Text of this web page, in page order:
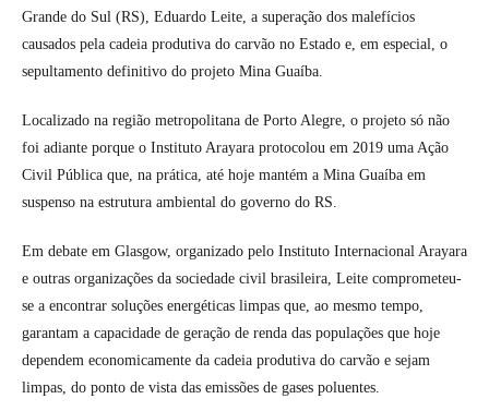
Grande do Sul (RS), Eduardo Leite, a superação dos malefícios
causados pela cadeia produtiva do carvão no Estado e, em especial, o
sepultamento definitivo do projeto Mina Guaíba.
Localizado na região metropolitana de Porto Alegre, o projeto só não
foi adiante porque o Instituto Arayara protocolou em 2019 uma Ação
Civil Pública que, na prática, até hoje mantém a Mina Guaíba em
suspenso na estrutura ambiental do governo do RS.
Em debate em Glasgow, organizado pelo Instituto Internacional Arayara
e outras organizações da sociedade civil brasileira, Leite comprometeu-
se a encontrar soluções energéticas limpas que, ao mesmo tempo,
garantam a capacidade de geração de renda das populações que hoje
dependem economicamente da cadeia produtiva do carvão e sejam
limpas, do ponto de vista das emissões de gases poluentes.